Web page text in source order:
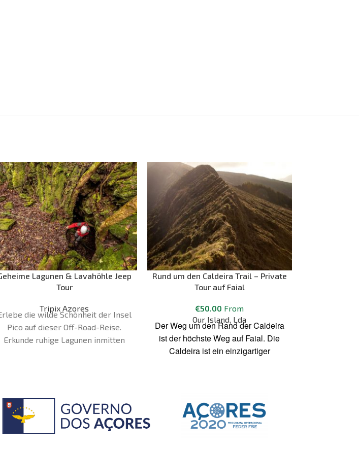
Lagunen & Lavahöhle Jeep
Tour
Tripix Azores
die wilde Schönheit der Insel
Pico auf dieser Off-Road-Reise.
Erkunde ruhige Lagunen inmitten
atemberaubende Landschaften und
die geologischen Wunder, die diese
magische Insel ausmachen.Dauer: 8
Rund um den Caldeira Trail – Private
Tour auf Faial
€50.00 From
Our Island, Lda
Der Weg um den Rand der Caldeira
ist der höchste Weg auf Faial. Die
Caldeira ist ein einzigartiger
meisten Merkmale von Faial. Das
Innere der Caldeira ist eines der
wichtigsten Naturschutzgebiete auf